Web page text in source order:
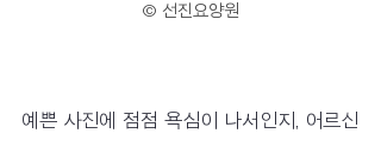
© 선진요양원
예쁜 사진에 점점 욕심이 나서인지, 어르신